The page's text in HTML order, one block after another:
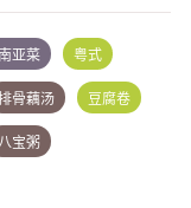
亚菜 粤式
骨藕汤 豆腐卷
八宝粥